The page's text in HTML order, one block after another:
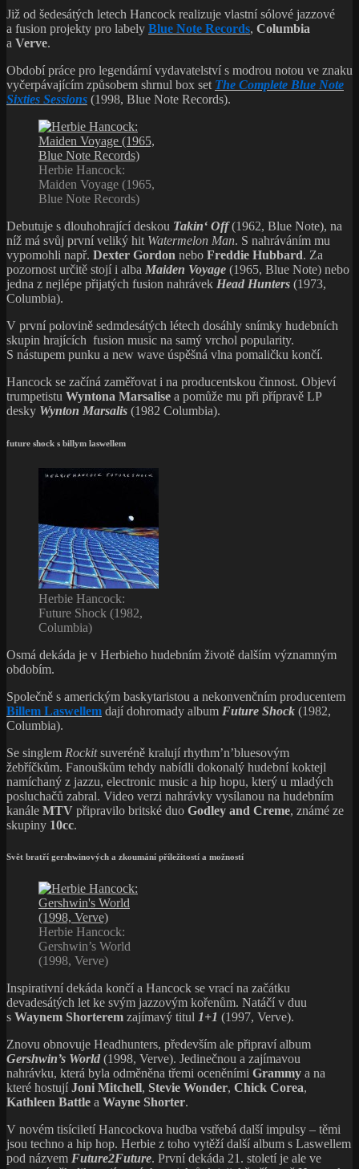
Již od šedesátých letech Hancock realizuje vlastní sólové jazzové
a fusion projekty pro labely Blue Note Records, Columbia
a Verve.
Období práce pro legendární vydavatelství s modrou notou ve znaku
vyčerpávajícím způsobem shrnul box set The Complete Blue Note
Sixties Sessions (1998, Blue Note Records).
Herbie Hancock:
Maiden Voyage (1965,
Blue Note Records)
Debutuje s dlouhohrající deskou Takin‘ Off(1962, Blue Note), na
níž má svůj první veliký hit Watermelon Man. S nahráváním mu
vypomohli např. Dexter Gordon nebo Freddie Hubbard. Za
pozornost určitě stojí i alba Maiden Voyage (1965, Blue Note) nebo
jedna z nejlépe přijatých fusion nahrávek Head Hunters (1973,
Columbia).
V první polovině sedmdesátých létech dosáhly snímky hudebních
skupin hrajících fusion music na samý vrchol popularity.
S nástupem punku a new wave úspěšná vlna pomaličku končí.
Hancock se začíná zaměřovat i na producentskou činnost. Objeví
trumpetistu Wyntona Marsalise a pomůže mu při přípravě LP
desky Wynton Marsalis (1982 Columbia).
future shock s billym laswellem
Herbie Hancock:
Future Shock (1982,
Columbia)
Osmá dekáda je v Herbieho hudebním životě dalším významným
obdobím.
Společně s americkým baskytaristou a nekonvenčním producentem
Billem Laswellem dají dohromady album Future Shock (1982,
Columbia).
Se singlem Rockitsuveréně kralují rhythm’n’bluesovým
žebříčkům. Fanouškům tehdy nabídli dokonalý hudební koktejl
namíchaný z jazzu, electronic music a hip hopu, který u mladých
posluchačů zabral. Video verzi nahrávky vysílanou na hudebním
kanále MTV připravilo britské duo Godley and Creme, známé ze
skupiny 10cc.
Svět bratří gershwinových a zkoumání příležitostí a možností
Herbie Hancock:
Gershwin’s World
(1998, Verve)
Inspirativní dekáda končí a Hancock se vrací na začátku
devadesátých let ke svým jazzovým kořenům. Natáčí v duu
s Waynem Shorterem zajímavý titul 1+1 (1997, Verve).
Znovu obnovuje Headhunters, především ale připraví album
Gershwin’s World (1998, Verve). Jedinečnou a zajímavou
nahrávku, která byla odměněna třemi oceněními Grammy a na
které hostují Joni Mitchell, Stevie Wonder, Chick Corea,
Kathleen Battle a Wayne Shorter.
V novém tisíciletí Hancockova hudba vstřebá další impulsy – těmi
jsou techno a hip hop. Herbie z toho vytěží další album s Laswellem
pod názvem Future2Future. První dekáda 21. století je ale ve